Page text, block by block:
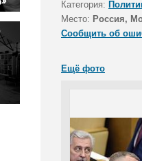
Категория:
Место: Россия,
Сообщить об
Ещё фото